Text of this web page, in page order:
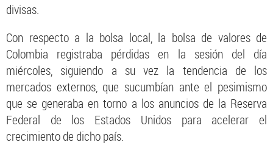
divisas.
Con respecto a la bolsa local, la bolsa de valores de
Colombia registraba pérdidas en la sesión del día
miércoles, siguiendo a su vez la tendencia de los
mercados externos, que sucumbían ante el pesimismo
que se generaba en torno a los anuncios de la Reserva
Federal de los Estados Unidos para acelerar el
crecimiento de dicho país.